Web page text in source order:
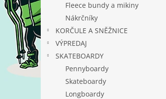
Fleece bundy a mikiny
Nákrčníky
KORČULE A SNĚŽNICE
VÝPREDAJ
SKATEBOARDY
Pennyboardy
Skateboardy
Longboardy